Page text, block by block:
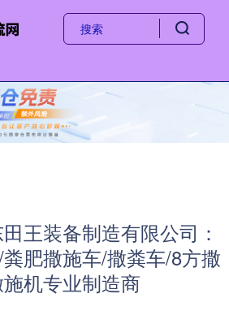
王装备制造有限公司：
肥撒施车/撒粪车/8方撒
机专业制造商